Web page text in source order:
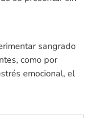
sangrado
como por
emocional, el